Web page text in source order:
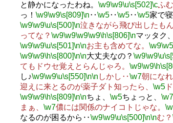
と静かになったわね。 \w9\w9\u\s[502]\cふむ
っ！ \w9\w9\s[809]\n ‥\w5‥\w5‥\w5家で
\w9\w9\u\s[500]\n泣きながら飛び出したも
ってな？ \w9\w9\w9\w9\h\s[806]\nマッタク、
\w9\w9\u\s[501]\n\nお主も含めてな。 \w9\w5
\w9\w9\h\s[800]\n\n大丈夫なの？ \w9\w9\u
てもドウセ覚えとらんじゃろ。 \w9\w9\h
し♪\w9\w9\u\s[550]\n\n しかし‥\w7朝にな
迎えに来とるのが薬子ダト知ったら、 \w5
\w9\w9\h\s[809]\n\nちょ、 \w5ちょっと、 \w7
まぁ、 \w7儂には関係のナイコトじゃな。
なるのが困るから‥\w9\w9\u\s[500]\n\nむ？